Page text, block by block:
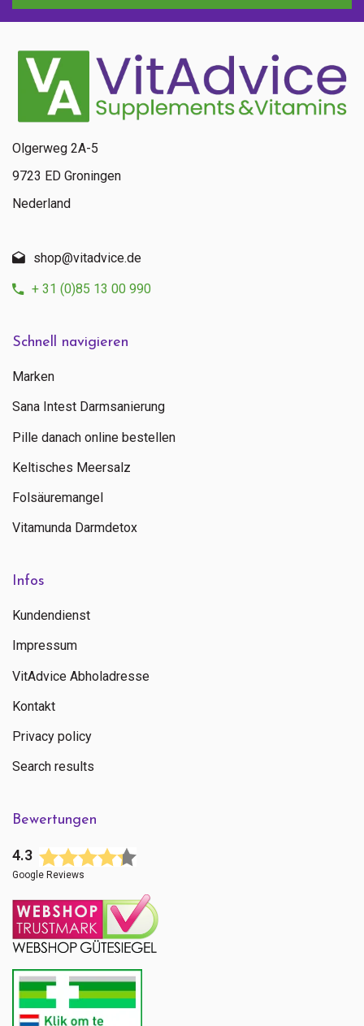
Schnell navigieren
Marken
Sana Intest Darmsanierung
Pille danach online bestellen
Keltisches Meersalz
Folsäuremangel
Vitamunda Darmdetox
Infos
Kundendienst
Impressum
VitAdvice Abholadresse
Kontakt
Privacy policy
Search results
Bewertungen
4.3
Google Reviews
Olgerweg 2A-5
9723 ED Groningen
Nederland
shop@vitadvice.de
+ 31 (0)85 13 00 990